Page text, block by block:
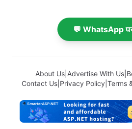
💬 WhatsApp
About Us| Advertise With Us|
Contact Us Privacy Policy Terms